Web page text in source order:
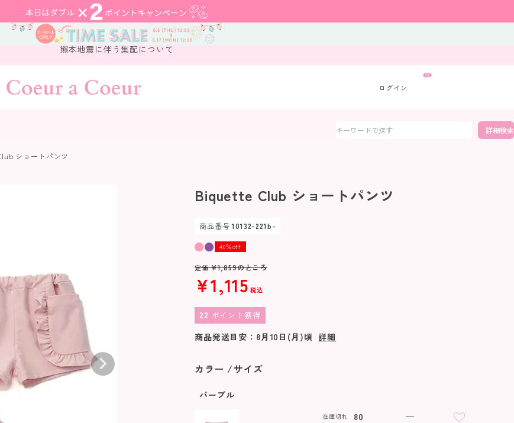
熊本地震に伴う集配について
0
詳細検索
ショートパンツ
Biquette Club ショートパンツ
商品番号 10132-221b-
40％off
定価 ¥1,859のところ
¥1,115 税込
22 ポイント獲得
商品発送目安： 8月10日(月)頃 詳細
カラー サイズ
パープル
80
在庫切れ
—